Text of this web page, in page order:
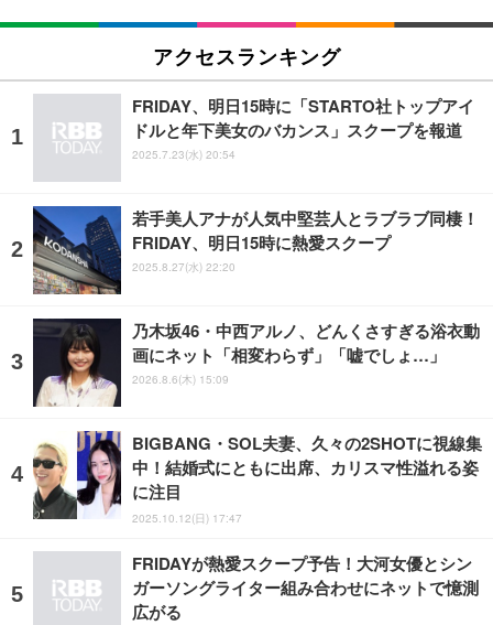
アクセスランキング
FRIDAY、明日15時に「STARTO社トップアイ
ドルと年下美女のバカンス」スクープを報道
2025.7.23(水) 20:54
若手美人アナが人気中堅芸人とラブラブ同棲！
FRIDAY、明日15時に熱愛スクープ
2025.8.27(水) 22:20
乃木坂46・中西アルノ、どんくさすぎる浴衣動
画にネット「相変わらず」「嘘でしょ…」
2026.8.6(木) 15:09
BIGBANG・SOL夫妻、久々の2SHOTに視線集
中！結婚式にともに出席、カリスマ性溢れる姿
に注目
2025.10.12(日) 17:47
FRIDAYが熱愛スクープ予告！大河女優とシン
ガーソングライター組み合わせにネットで憶測
広がる